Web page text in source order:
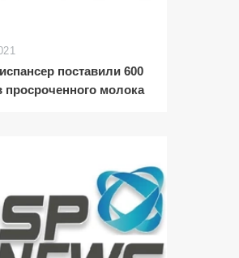
поставили 600
просроченного молока